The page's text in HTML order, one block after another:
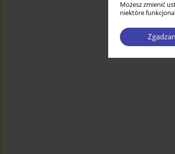
Możesz zmienić
niektóre